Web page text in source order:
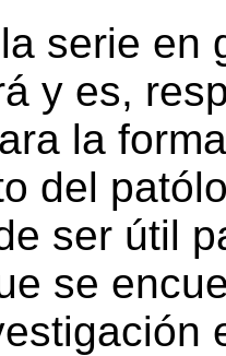
serie en
y es,
la
del
ser útil
se